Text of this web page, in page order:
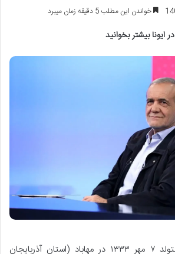
خواندن این مطلب 5 دقیقه زمان میبرد
بیشتر بخوانید
متولد ۷ مهر ۱۳۳۳ در مهاباد (استان آذربایجان